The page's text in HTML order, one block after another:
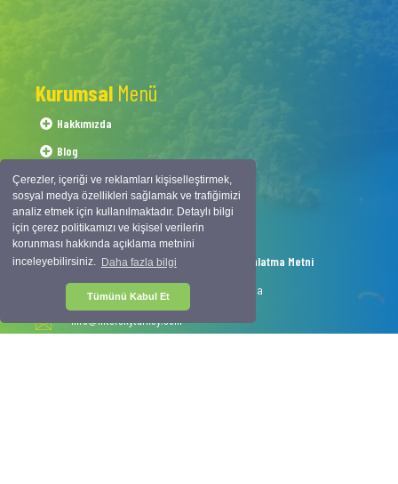
Çerezler, içeriği ve reklamları kişiselleştirmek,
sosyal medya özellikleri sağlamak ve trafiğimizi
analiz etmek için kullanılmaktadır. Detaylı bilgi
için çerez politikamızı ve kişisel verilerin
korunması hakkında açıklama metnini
inceleyebilirsiniz. Daha fazla bilgi
Tümünü Kabul Et
Kurumsal Menü
Hakkımızda
Blog
Sıkça Sorulan Sorular
İletişim Bilgileri
Hesap Numaralarımız
Kişisel Verilerin Korunması Kanunu Aydınlatma Metni
1054 Sokak No.50 Çalış Plajı Fethiye-Muğla
info@interskyturkey.com